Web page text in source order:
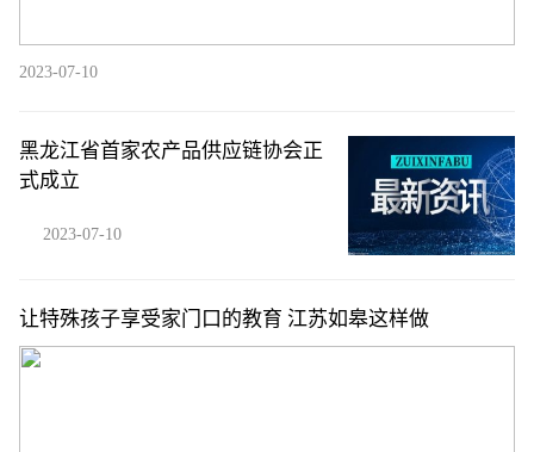
2023-07-10
黑龙江省首家农产品供应链协会正
式成立
2023-07-10
让特殊孩子享受家门口的教育 江苏如皋这样做